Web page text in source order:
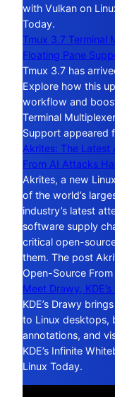
with Vulkan on
Today.
Tmux 3.7 Terminal
Floating Pane
Tmux 3.7 has
Explore how this
workflow and
Terminal
Support appeared
Akrites: The
From AI Attacks
Akrites, a new
of the world’s
industry’s latest
software supply
critical open-
them. The post
Open-Source
Meet Drawy,
KDE’s Drawy
to Linux desktops,
annotations, and
KDE’s Infinite
Linux Today.